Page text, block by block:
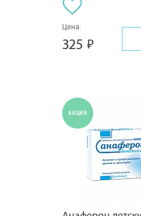
Цена:
325
АКЦИЯ